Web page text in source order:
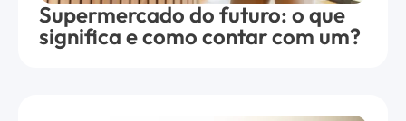
Supermercado do futuro: o que
significa e como contar com um?